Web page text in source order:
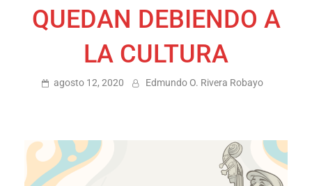
QUEDAN DEBIENDO A
LA CULTURA
agosto 12, 2020 Edmundo O. Rivera Robayo